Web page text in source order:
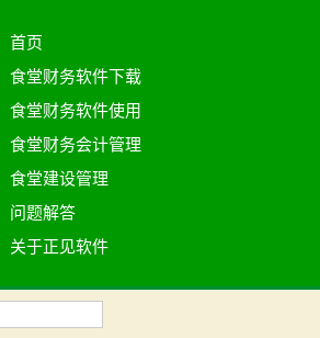
首页
食堂财务软件下载
食堂财务软件使用
食堂财务会计管理
食堂建设管理
问题解答
关于正见软件